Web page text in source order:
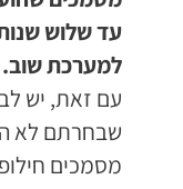
עד שלוש
למערכת שוב.
עם זאת, יש
שבחרתם לא
מסמכים